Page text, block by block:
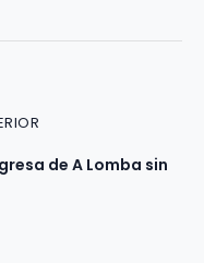
de A Lomba sin